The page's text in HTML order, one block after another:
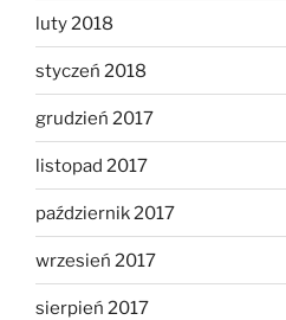
luty 2018
styczeń 2018
grudzień 2017
listopad 2017
październik 2017
wrzesień 2017
sierpień 2017